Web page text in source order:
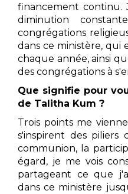
financement continu.
diminution
congrégations
dans ce ministère, qui
chaque année, ainsi
des congrégations à
Que signifie pour
de Talitha Kum ?
Trois points me
s'inspirent des piliers
communion, la
égard, je me vois
partageant ce que
dans ce ministère